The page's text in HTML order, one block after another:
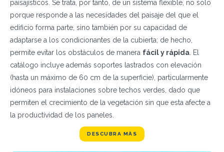
paisajísticos. Se trata, por tanto, de un sistema flexible, no solo
porque responde a las necesidades del paisaje del que el
edificio forma parte, sino también por su capacidad de
adaptarse a los condicionantes de la cubierta; de hecho,
permite evitar los obstáculos de manera fácil y rápida . El
catálogo incluye además soportes lastrados con elevación
(hasta un máximo de 60 cm de la superficie), particularmente
idóneos para instalaciones sobre techos verdes, dado que
permiten el crecimiento de la vegetación sin que esta afecte a
la productividad de los paneles.
DESCUBRA MÀS